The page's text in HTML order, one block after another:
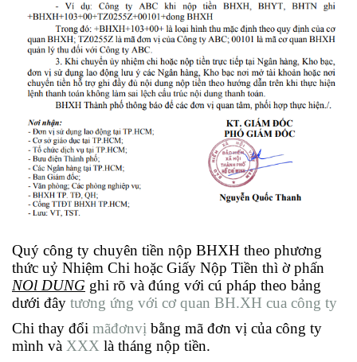
Quý công ty chuyên tiền nộp BHXH theo phương
thức uỷ Nhiệm Chi hoặc Giấy Nộp Tiền thì ờ phấn
NOl DUNG ghi rõ và đúng với cú pháp theo bảng
dưới đây tương ứng với cơ quan BH.XH cua công ty
Chi thay đổi mãđơnvị bằng mã đơn vị của công ty
mình và XXX là tháng nộp tiền.